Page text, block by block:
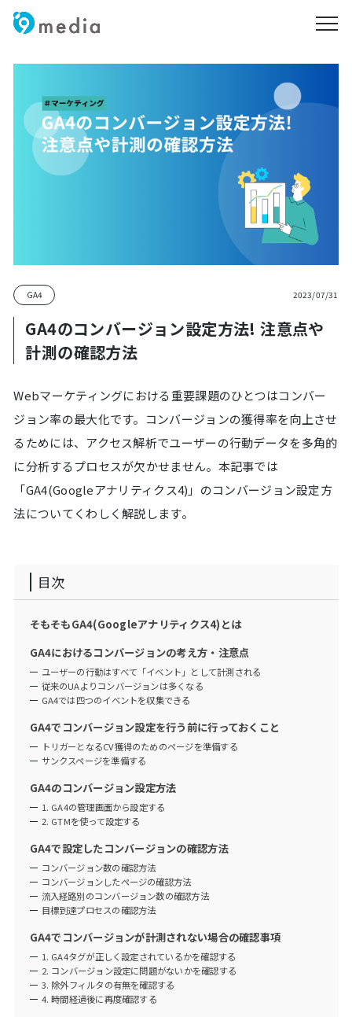
メニ
GA4 2023/07/31
GA4のコンバージョン設定方法! 注意点や
計測の確認方法
Webマーケティングにおける重要課題のひとつはコンバー
ジョン率の最大化です。コンバージョンの獲得率を向上させ
るためには、アクセス解析でユーザーの行動データを多角的
に分析するプロセスが欠かせません。本記事では
「GA4(Googleアナリティクス4)」のコンバージョン設定方
法についてくわしく解説します。
目次
そもそもGA4(Googleアナリティクス4)とは
GA4におけるコンバージョンの考え方・注意点
ユーザーの行動はすべて「イベント」として計測される
従来のUAよりコンバージョンは多くなる
GA4では四つのイベントを収集できる
GA4でコンバージョン設定を行う前に行っておくこと
トリガーとなるCV獲得のためのページを準備する
サンクスページを準備する
GA4のコンバージョン設定方法
1. GA4の管理画面から設定する
2. GTMを使って設定する
GA4で設定したコンバージョンの確認方法
コンバージョン数の確認方法
コンバージョンしたページの確認方法
流入経路別のコンバージョン数の確認方法
目標到達プロセスの確認方法
GA4でコンバージョンが計測されない場合の確認事項
1. GA4タグが正しく設定されているかを確認する
2. コンバージョン設定に問題がないかを確認する
3. 除外フィルタの有無を確認する
4. 時間経過後に再度確認する